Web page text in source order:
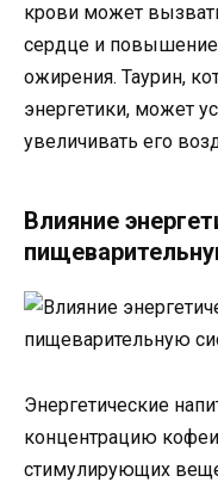
крови может
сердце и повышение
ожирения. Таурин,
энергетики, может
увеличивать его
Влияние
Энергетические
концентрацию
стимулирующих